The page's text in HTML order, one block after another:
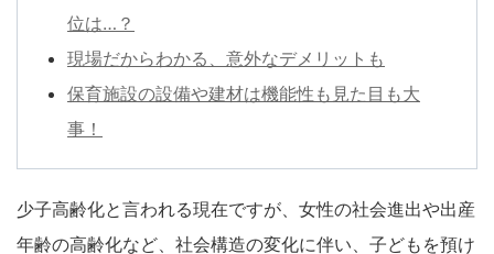
位は…？
現場だからわかる、意外なデメリットも
保育施設の設備や建材は機能性も見た目も大
事！
少子高齢化と言われる現在ですが、女性の社会進出や出産
年齢の高齢化など、社会構造の変化に伴い、子どもを預け